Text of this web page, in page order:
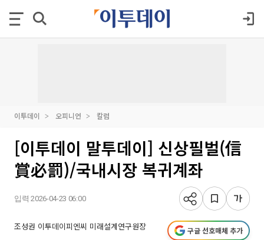
이투데이 오피니언 칼럼
[이투데이 말투데이] 신상필벌(信
賞必罰)/국내시장 복귀계좌
입력 2026-04-23 06:00
조성권 이투데이피엔씨 미래설계연구원장 구글 선호매체 추가